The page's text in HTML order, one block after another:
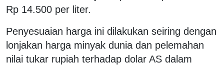
Rp 14.500 per liter.
Penyesuaian harga ini dilakukan seiring dengan
lonjakan harga minyak dunia dan pelemahan
nilai tukar rupiah terhadap dolar AS dalam